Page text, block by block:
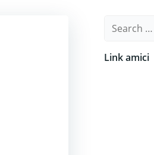
Search
Link amici